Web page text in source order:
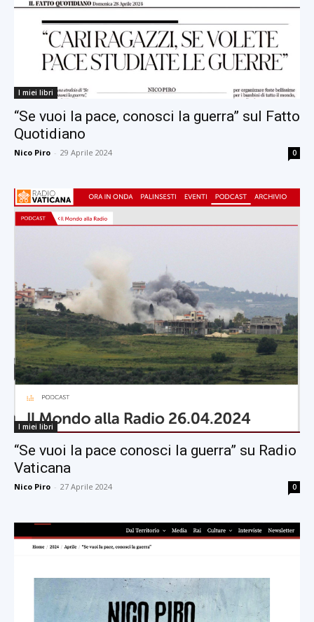
I miei libri
“Se vuoi la pace, conosci la guerra” sul Fatto
Quotidiano
Nico Piro - 29 Aprile 2024 0
I miei libri
“Se vuoi la pace conosci la guerra” su Radio
Vaticana
Nico Piro - 27 Aprile 2024 0